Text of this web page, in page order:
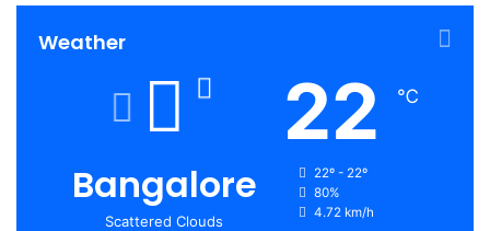
Weather
Bangalore
Scattered Clouds
22 ℃
22º - 22º
80%
4.72 km/h